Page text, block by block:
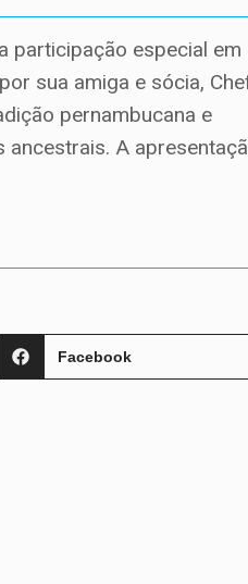
participação especial em
sua amiga e sócia,
pernambucana e
ancestrais. A
Facebook